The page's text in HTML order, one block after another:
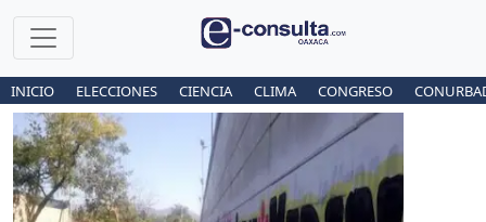
INICIO ELECCIONES CIENCIA CLIMA CONGRESO